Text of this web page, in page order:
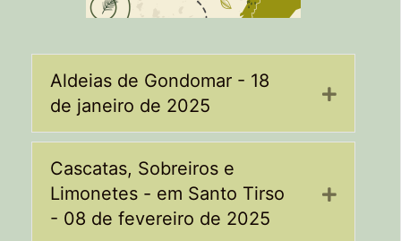
Aldeias de Gondomar - 18
de janeiro de 2025
Expand
Cascatas, Sobreiros e
Limonetes - em Santo Tirso
- 08 de fevereiro de 2025
Expand